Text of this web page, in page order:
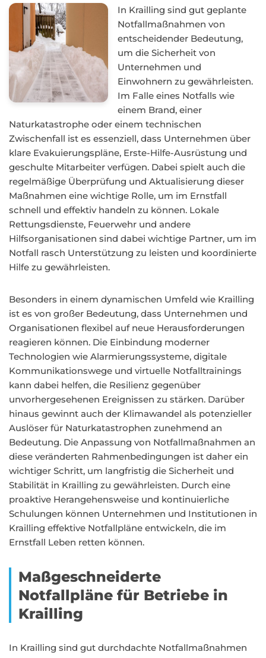
In Krailling sind gut geplante
Notfallmaßnahmen von
entscheidender Bedeutung,
um die Sicherheit von
Unternehmen und
Einwohnern zu gewährleisten.
Im Falle eines Notfalls wie
einem Brand, einer
Naturkatastrophe oder einem technischen
Zwischenfall ist es essenziell, dass Unternehmen über
klare Evakuierungspläne, Erste-Hilfe-Ausrüstung und
geschulte Mitarbeiter verfügen. Dabei spielt auch die
regelmäßige Überprüfung und Aktualisierung dieser
Maßnahmen eine wichtige Rolle, um im Ernstfall
schnell und effektiv handeln zu können. Lokale
Rettungsdienste, Feuerwehr und andere
Hilfsorganisationen sind dabei wichtige Partner, um im
Notfall rasch Unterstützung zu leisten und koordinierte
Hilfe zu gewährleisten.
Besonders in einem dynamischen Umfeld wie Krailling
ist es von großer Bedeutung, dass Unternehmen und
Organisationen flexibel auf neue Herausforderungen
reagieren können. Die Einbindung moderner
Technologien wie Alarmierungssysteme, digitale
Kommunikationswege und virtuelle Notfalltrainings
kann dabei helfen, die Resilienz gegenüber
unvorhergesehenen Ereignissen zu stärken. Darüber
hinaus gewinnt auch der Klimawandel als potenzieller
Auslöser für Naturkatastrophen zunehmend an
Bedeutung. Die Anpassung von Notfallmaßnahmen an
diese veränderten Rahmenbedingungen ist daher ein
wichtiger Schritt, um langfristig die Sicherheit und
Stabilität in Krailling zu gewährleisten. Durch eine
proaktive Herangehensweise und kontinuierliche
Schulungen können Unternehmen und Institutionen in
Krailling effektive Notfallpläne entwickeln, die im
Ernstfall Leben retten können.
Maßgeschneiderte
Notfallpläne für Betriebe in
Krailling
In Krailling sind gut durchdachte Notfallmaßnahmen